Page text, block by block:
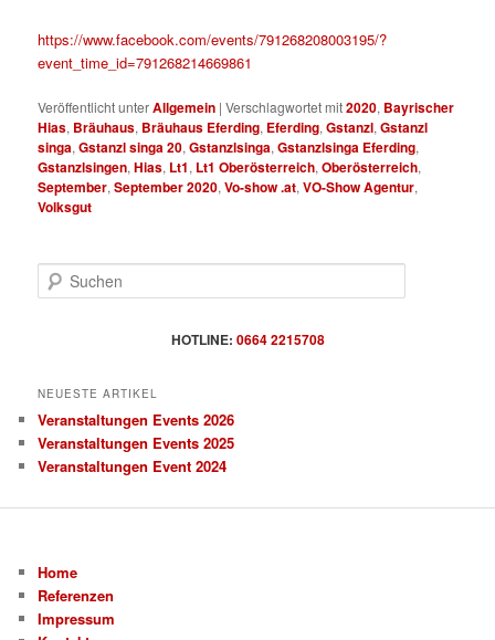
https://www.facebook.com/events/791268208003195/?
event_time_id=791268214669861
Veröffentlicht unterAllgemein |Verschlagwortet mit2020, Bayrischer
Hias, Bräuhaus, Bräuhaus Eferding, Eferding,Gstanzl,Gstanzl
singa,Gstanzl singa 20,Gstanzlsinga,Gstanzlsinga Eferding,
Gstanzlsingen,Hias, Lt1, Lt1 Oberösterreich,Oberösterreich,
September,September 2020,Vo-show .at,VO-Show Agentur,
Volksgut
u
HOTLINE: 0664 2215708
NEUESTE ARTIKEL
Veranstaltungen Events 2026
Veranstaltungen Events 2025
Veranstaltungen Event 2024
Home
Referenzen
Impressum